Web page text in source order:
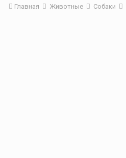
Главная Животные Собаки